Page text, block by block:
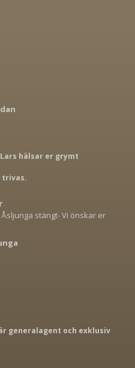
hälsar er grymt
trivas.
stängt- Vi önskar er
generalagent och exklusiv